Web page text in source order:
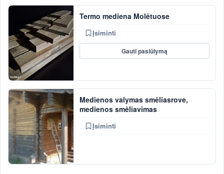
Termo mediena Molėtuose
Įsiminti
Gauti pasiūlymą
Medienos valymas smėliasrove,
medienos smėliavimas
Įsiminti